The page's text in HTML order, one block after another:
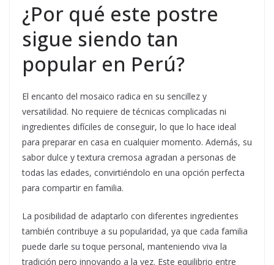
¿Por qué este postre
sigue siendo tan
popular en Perú?
El encanto del mosaico radica en su sencillez y
versatilidad. No requiere de técnicas complicadas ni
ingredientes difíciles de conseguir, lo que lo hace ideal
para preparar en casa en cualquier momento. Además, su
sabor dulce y textura cremosa agradan a personas de
todas las edades, convirtiéndolo en una opción perfecta
para compartir en familia.
La posibilidad de adaptarlo con diferentes ingredientes
también contribuye a su popularidad, ya que cada familia
puede darle su toque personal, manteniendo viva la
tradición pero innovando a la vez. Este equilibrio entre